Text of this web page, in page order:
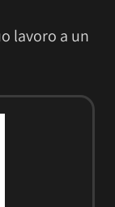
lavoro a un